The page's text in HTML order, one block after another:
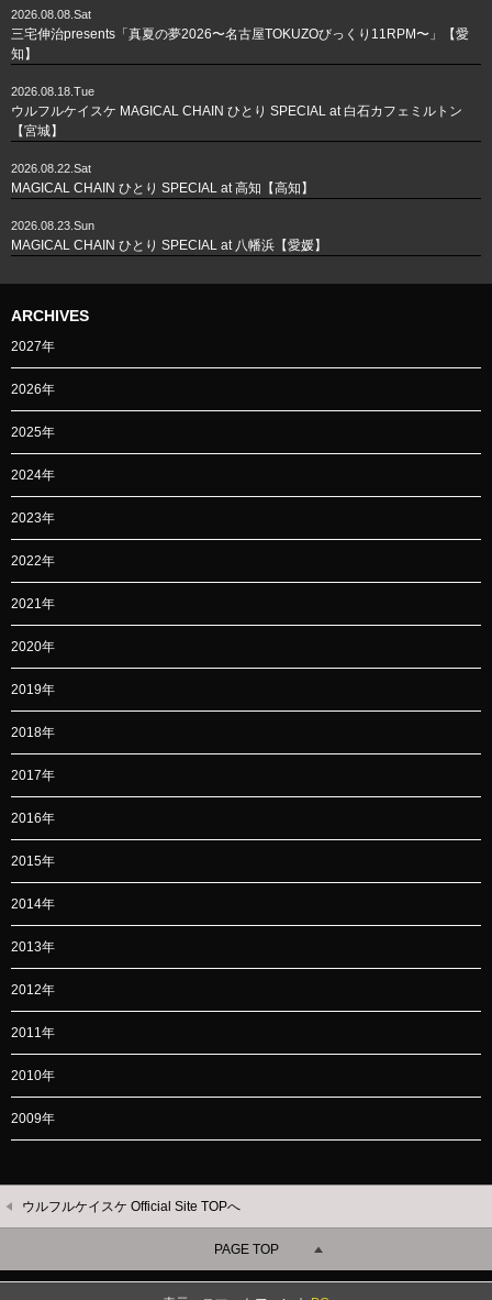
2026.08.08.Sat
三宅伸治presents「真夏の夢2026〜名古屋TOKUZOびっくり11RPM〜」【愛
知】
2026.08.18.Tue
ウルフルケイスケ MAGICAL CHAIN ひとり SPECIAL at 白石カフェミルトン
【宮城】
2026.08.22.Sat
MAGICAL CHAIN ひとり SPECIAL at 高知【高知】
2026.08.23.Sun
MAGICAL CHAIN ひとり SPECIAL at 八幡浜【愛媛】
ARCHIVES
2027年
2026年
2025年
2024年
2023年
2022年
2021年
2020年
2019年
2018年
2017年
2016年
2015年
2014年
2013年
2012年
2011年
2010年
2009年
ウルフルケイスケ Official Site TOPへ
PAGE TOP